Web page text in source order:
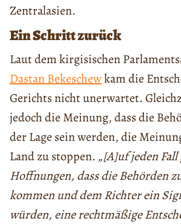
Zentralasien.
Ein Schritt zurück
Laut dem kirgisischen
Dastan Bekeschewkam die
Gerichts nicht unerwartet.
jedoch die Meinung, dass die
der Lage sein werden, die
Land zu stoppen. „[A]uf jeden Fall
Hoffnungen, dass die Behörden
kommen und dem Richter ein
würden, eine rechtmäßige